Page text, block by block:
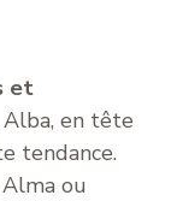
et
en tête
tendance.
ou